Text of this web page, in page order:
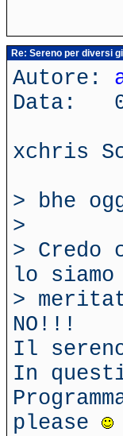
Re: Sereno per diversi
Autore:
Data:
xchris
> bhe
>
> Credo
lo siamo
>
NO!!!
Il
In
please